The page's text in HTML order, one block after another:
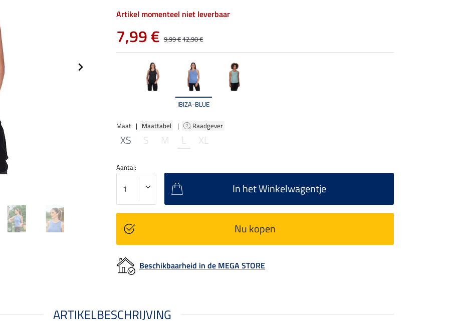
IBIZA-BLUE
Maat: | Maattabel | Raadgever
XS S M L XL
Artikel momenteel niet leverbaar
7,99 € 9,99 €12,90 €
Aantal:
In het Winkelwagentje
Nu kopen
Beschikbaarheid in de MEGA STORE
ARTIKELBESCHRIJVING